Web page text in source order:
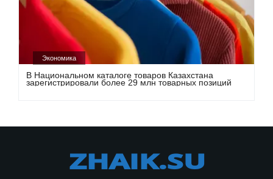
Экономика
В Национальном каталоге товаров Казахстана
зарегистрировали более 29 млн товарных позиций